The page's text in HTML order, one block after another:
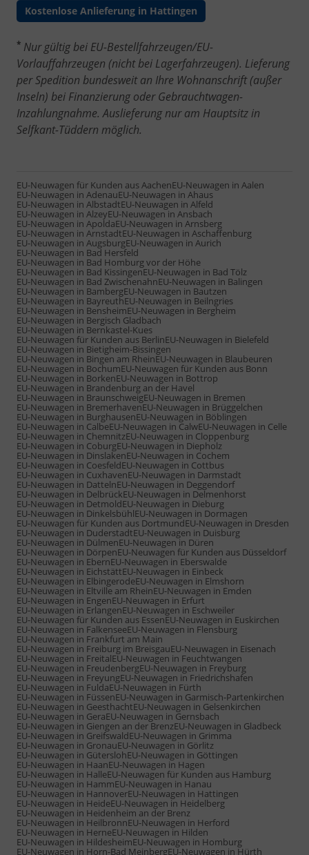
Kostenlose Anlieferung in Hattingen
* Nur gültig bei EU-Bestellfahrzeugen/EU-
Vorlauffahrzeugen (nicht bei Lagerfahrzeugen). Lieferung
per Spedition bundesweit an Ihre Wohnanschrift (außer
Inseln) bei Finanzierung oder Gebrauchtwagen-
Inzahlungnahme. Auslieferung nur am Hauptsitz in
Selfkant-Tüddern möglich.
EU-Neuwagen für Kunden aus AachenEU-Neuwagen in Aalen
EU-Neuwagen in AdenauEU-Neuwagen in Ahaus
EU-Neuwagen in AlbstadtEU-Neuwagen in Alfeld
EU-Neuwagen in AlzeyEU-Neuwagen in Ansbach
EU-Neuwagen in ApoldaEU-Neuwagen in Arnsberg
EU-Neuwagen in ArnstadtEU-Neuwagen in Aschaffenburg
EU-Neuwagen in AugsburgEU-Neuwagen in Aurich
EU-Neuwagen in Bad Hersfeld
EU-Neuwagen in Bad Homburg vor der Höhe
EU-Neuwagen in Bad KissingenEU-Neuwagen in Bad Tölz
EU-Neuwagen in Bad ZwischenahnEU-Neuwagen in Balingen
EU-Neuwagen in BambergEU-Neuwagen in Bautzen
EU-Neuwagen in BayreuthEU-Neuwagen in Beilngries
EU-Neuwagen in BensheimEU-Neuwagen in Bergheim
EU-Neuwagen in Bergisch Gladbach
EU-Neuwagen in Bernkastel-Kues
EU-Neuwagen für Kunden aus BerlinEU-Neuwagen in Bielefeld
EU-Neuwagen in Bietigheim-Bissingen
EU-Neuwagen in Bingen am RheinEU-Neuwagen in Blaubeuren
EU-Neuwagen in BochumEU-Neuwagen für Kunden aus Bonn
EU-Neuwagen in BorkenEU-Neuwagen in Bottrop
EU-Neuwagen in Brandenburg an der Havel
EU-Neuwagen in BraunschweigEU-Neuwagen in Bremen
EU-Neuwagen in BremerhavenEU-Neuwagen in Brüggelchen
EU-Neuwagen in BurghausenEU-Neuwagen in Böblingen
EU-Neuwagen in CalbeEU-Neuwagen in CalwEU-Neuwagen in Celle
EU-Neuwagen in ChemnitzEU-Neuwagen in Cloppenburg
EU-Neuwagen in CoburgEU-Neuwagen in Diepholz
EU-Neuwagen in DinslakenEU-Neuwagen in Cochem
EU-Neuwagen in CoesfeldEU-Neuwagen in Cottbus
EU-Neuwagen in CuxhavenEU-Neuwagen in Darmstadt
EU-Neuwagen in DattelnEU-Neuwagen in Deggendorf
EU-Neuwagen in DelbrückEU-Neuwagen in Delmenhorst
EU-Neuwagen in DetmoldEU-Neuwagen in Dieburg
EU-Neuwagen in DinkelsbühlEU-Neuwagen in Dormagen
EU-Neuwagen für Kunden aus DortmundEU-Neuwagen in Dresden
EU-Neuwagen in DuderstadtEU-Neuwagen in Duisburg
EU-Neuwagen in DülmenEU-Neuwagen in Düren
EU-Neuwagen in DörpenEU-Neuwagen für Kunden aus Düsseldorf
EU-Neuwagen in EbernEU-Neuwagen in Eberswalde
EU-Neuwagen in EichstättEU-Neuwagen in Einbeck
EU-Neuwagen in ElbingerodeEU-Neuwagen in Elmshorn
EU-Neuwagen in Eltville am RheinEU-Neuwagen in Emden
EU-Neuwagen in EngenEU-Neuwagen in Erfurt
EU-Neuwagen in ErlangenEU-Neuwagen in Eschweiler
EU-Neuwagen für Kunden aus EssenEU-Neuwagen in Euskirchen
EU-Neuwagen in FalkenseeEU-Neuwagen in Flensburg
EU-Neuwagen in Frankfurt am Main
EU-Neuwagen in Freiburg im BreisgauEU-Neuwagen in Eisenach
EU-Neuwagen in FreitalEU-Neuwagen in Feuchtwangen
EU-Neuwagen in FreudenbergEU-Neuwagen in Freyburg
EU-Neuwagen in FreyungEU-Neuwagen in Friedrichshafen
EU-Neuwagen in FuldaEU-Neuwagen in Fürth
EU-Neuwagen in FüssenEU-Neuwagen in Garmisch-Partenkirchen
EU-Neuwagen in GeesthachtEU-Neuwagen in Gelsenkirchen
EU-Neuwagen in GeraEU-Neuwagen in Gernsbach
EU-Neuwagen in Giengen an der BrenzEU-Neuwagen in Gladbeck
EU-Neuwagen in GreifswaldEU-Neuwagen in Grimma
EU-Neuwagen in GronauEU-Neuwagen in Görlitz
EU-Neuwagen in GüterslohEU-Neuwagen in Göttingen
EU-Neuwagen in HaanEU-Neuwagen in Hagen
EU-Neuwagen in HalleEU-Neuwagen für Kunden aus Hamburg
EU-Neuwagen in HammEU-Neuwagen in Hanau
EU-Neuwagen in HannoverEU-Neuwagen in Hattingen
EU-Neuwagen in HeideEU-Neuwagen in Heidelberg
EU-Neuwagen in Heidenheim an der Brenz
EU-Neuwagen in HeilbronnEU-Neuwagen in Herford
EU-Neuwagen in HerneEU-Neuwagen in Hilden
EU-Neuwagen in HildesheimEU-Neuwagen in Homburg
EU-Neuwagen in Horn-Bad MeinbergEU-Neuwagen in Hürth